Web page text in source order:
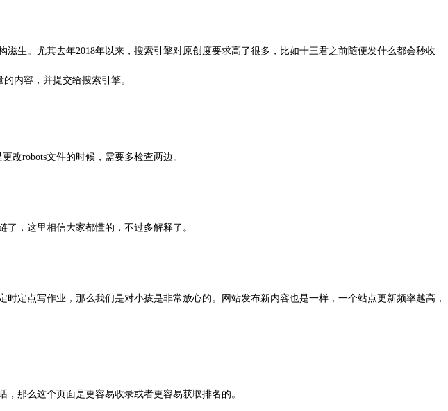
滋生。尤其去年2018年以来，搜索引擎对原创度要求高了很多，比如十三君之前随便发什么都会秒收
内容，并提交给搜索引擎。
改robots文件的时候，需要多检查两边。
，这里相信大家都懂的，不过多解释了。
定点写作业，那么我们是对小孩是非常放心的。网站发布新内容也是一样，一个站点更新频率越高，
那么这个页面是更容易收录或者更容易获取排名的。